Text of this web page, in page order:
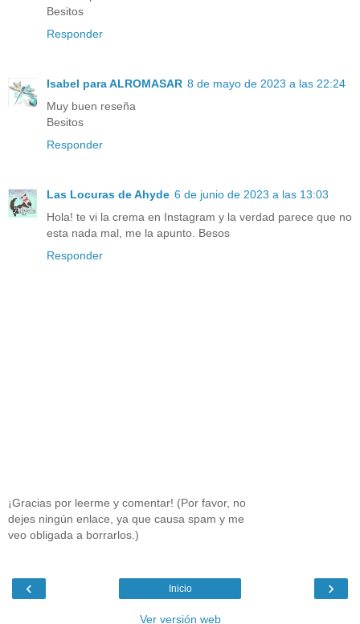
Besitos
Responder
Isabel para ALROMASAR 8 de mayo de 2023 a las 22:24
Muy buen reseña
Besitos
Responder
Las Locuras de Ahyde 6 de junio de 2023 a las 13:03
Hola! te vi la crema en Instagram y la verdad parece que no
esta nada mal, me la apunto. Besos
Responder
¡Gracias por leerme y comentar! (Por favor, no
dejes ningún enlace, ya que causa spam y me
veo obligada a borrarlos.)
‹ ›
Inicio
Ver versión web